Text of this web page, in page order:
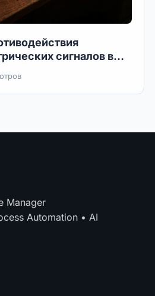
сигналов в
Manager
Automation • AI